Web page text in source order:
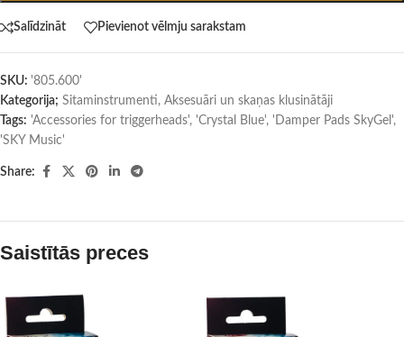
Salīdzināt Pievienot vēlmju sarakstam
SKU: '805.600'
Kategorija; Sitaminstrumenti, Aksesuāri un skaņas klusinātāji
Tags: 'Accessories for triggerheads', 'Crystal Blue', 'Damper Pads SkyGel',
'SKY Music'
Share:
Saistītās preces